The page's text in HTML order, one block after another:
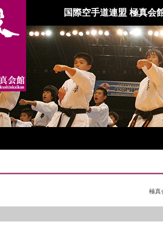
国際空手道連盟 極真会
極真